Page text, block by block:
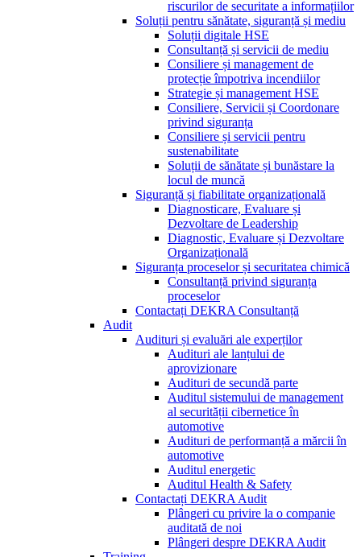
riscurilor de securitate a informațiilor
Soluții pentru sănătate, siguranță și mediu
Soluții digitale HSE
Consultanță și servicii de mediu
Consiliere și management de
protecție împotriva incendiilor
Strategie și management HSE
Consiliere, Servicii și Coordonare
privind siguranța
Consiliere și servicii pentru
sustenabilitate
Soluții de sănătate și bunăstare la
locul de muncă
Siguranță și fiabilitate organizațională
Diagnosticare, Evaluare și
Dezvoltare de Leadership
Diagnostic, Evaluare și Dezvoltare
Organizațională
Siguranța proceselor și securitatea chimică
Consultanță privind siguranța
proceselor
Contactați DEKRA Consultanță
Audit
Audituri și evaluări ale experților
Audituri ale lanțului de
aprovizionare
Audituri de secundă parte
Auditul sistemului de management
al securității cibernetice în
automotive
Audituri de performanță a mărcii în
automotive
Auditul energetic
Auditul Health & Safety
Contactați DEKRA Audit
Plângeri cu privire la o companie
auditată de noi
Plângeri despre DEKRA Audit